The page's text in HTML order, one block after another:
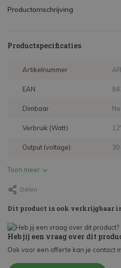
Productomschrijving
Productspecificaties
Artikelnummer
EAN
Dimbaar
Verbruik (Watt)
Output (voltage)
Toon meer
Delen
Dit product is ook verkrijgbaar
Heb jij een vraag over dit
Ook voor een offerte kan je contact